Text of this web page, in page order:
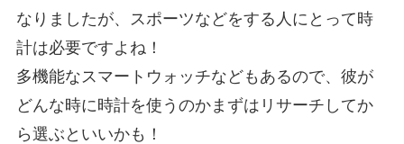
なりましたが、スポーツなどをする人にとって時
計は必要ですよね！
多機能なスマートウォッチなどもあるので、彼が
どんな時に時計を使うのかまずはリサーチしてか
ら選ぶといいかも！